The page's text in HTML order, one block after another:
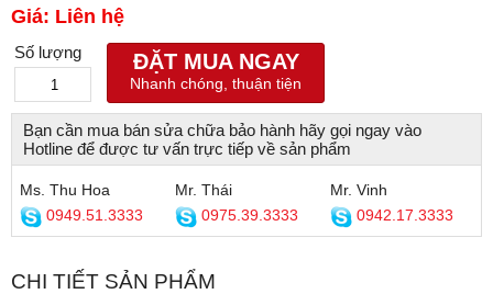
Giá: Liên hệ
Số lượng ĐẶT MUA NGAY
Nhanh chóng, thuận tiện
Bạn cần mua bán sửa chữa bảo hành hãy gọi ngay vào
Hotline để được tư vấn trực tiếp về sản phẩm
Ms. Thu Hoa
0949.51.3333
Mr. Thái
0975.39.3333
Mr. Vinh
0942.17.3333
CHI TIẾT SẢN PHẨM